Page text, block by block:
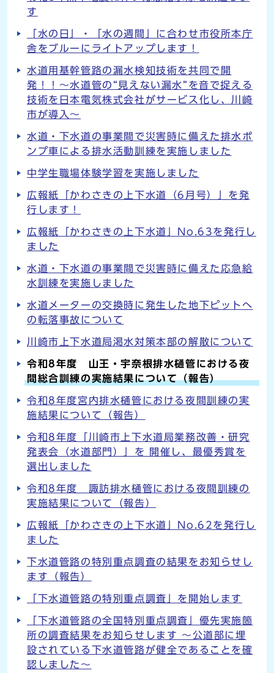
す
「水の日」・「水の週間」に合わせ市役所本庁
舎をブルーにライトアップします！
水道用基幹管路の漏水検知技術を共同で開
発！！～水道管の“見えない漏水”を音で捉える
技術を日本電気株式会社がサービス化し、川崎
市が導入～
水道・下水道の事業間で災害時に備えた排水ポ
ンプ車による排水活動訓練を実施しました
中学生職場体験学習を実施しました
広報紙「かわさきの上下水道（6月号）」を発
行します！
広報紙「かわさきの上下水道」No.63を発行し
ました
水道・下水道の事業間で災害時に備えた応急給
水訓練を実施しました
水道メーターの交換時に発生した地下ピットへ
の転落事故について
川崎市上下水道局渇水対策本部の解散について
令和8年度 山王・宇奈根排水樋管における夜
間総合訓練の実施結果について（報告）
令和8年度宮内排水樋管における夜間訓練の実
施結果について（報告）
令和8年度「川崎市上下水道局業務改善・研究
発表会（水道部門）」を 開催し、最優秀賞を
選出しました
令和8年度 諏訪排水樋管における夜間訓練の
実施結果について（報告）
広報紙「かわさきの上下水道」No.62を発行し
ました
下水道管路の特別重点調査の結果をお知らせし
ます（報告）
「下水道管路の特別重点調査」を開始します
「下水道管路の全国特別重点調査」優先実施箇
所の調査結果をお知らせします ～公道部に埋
設されている下水道管路が健全であることを確
認しました～